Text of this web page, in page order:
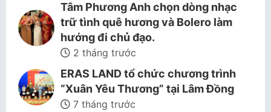
Tâm Phương Anh chọn dòng nhạc
trữ tình quê hương và Bolero làm
hướng đi chủ đạo.
2 tháng trước
ERAS LAND tổ chức chương trình
“Xuân Yêu Thương” tại Lâm Đồng
7 tháng trước